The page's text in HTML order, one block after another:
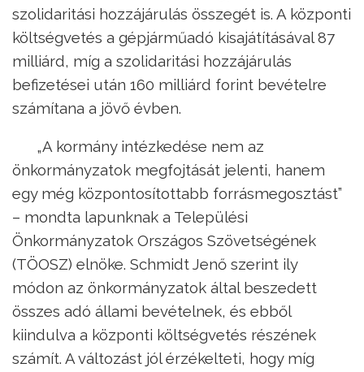
szolidaritási hozzájárulás összegét is. A központi
költségvetés a gépjárműadó kisajátításával 87
milliárd, míg a szolidaritási hozzájárulás
befizetései után 160 milliárd forint bevételre
számítana a jövő évben.
„A kormány intézkedése nem az
önkormányzatok megfojtását jelenti, hanem
egy még központosítottabb forrásmegosztást”
– mondta lapunknak a Települési
Önkormányzatok Országos Szövetségének
(TÖOSZ) elnöke. Schmidt Jenő szerint ily
módon az önkormányzatok által beszedett
összes adó állami bevételnek, és ebből
kiindulva a központi költségvetés részének
számít. A változást jól érzékelteti, hogy míg